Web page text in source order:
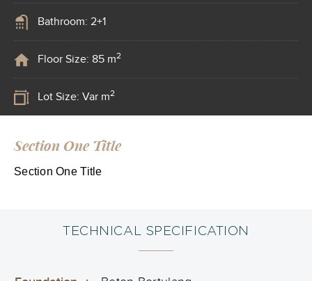
Bathroom: 2+1
Floor Size: 85 m2
Lot Size: Var m2
Section One Title
Section One Title
TECHNICAL SPECIFICATION